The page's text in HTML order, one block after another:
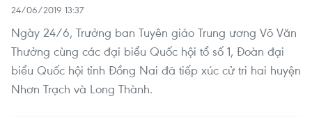
24/06/2019 13:37
Ngày 24/6, Trưởng ban Tuyên giáo Trung ương Võ Văn
Thưởng cùng các đại biểu Quốc hội tổ số 1, Đoàn đại
biểu Quốc hội tỉnh Đồng Nai đã tiếp xúc cử tri hai huyện
Nhơn Trạch và Long Thành.